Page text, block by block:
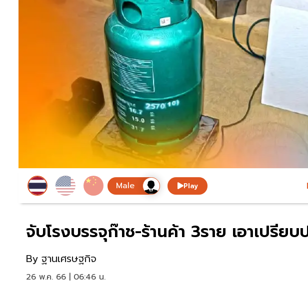
Play
จับโรงบรรจุก๊าช-ร้านค้า 3ราย เอาเปรียบ
By ฐานเศรษฐกิจ
26 พ.ค. 66 | 06:46 น.